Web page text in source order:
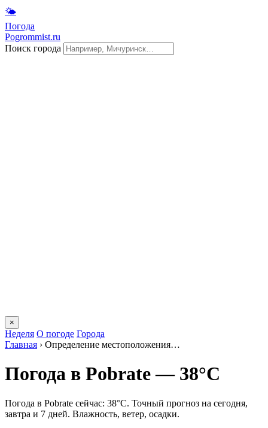
🌤
Погода
Pogrommist.ru
Поиск города
×
Неделя О погоде Города
Главная › Определение местоположения…
Погода в Pobratе — 38°C
Погода в Pobratе сейчас: 38°C. Точный прогноз на сегодня,
завтра и 7 дней. Влажность, ветер, осадки.